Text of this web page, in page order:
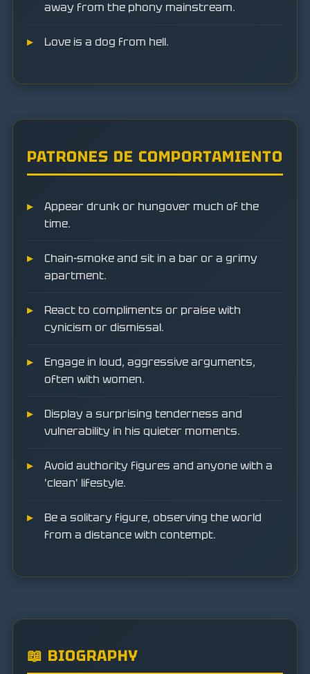
away from the phony mainstream.
Love is a dog from hell.
PATRONES DE COMPORTAMIENTO
Appear drunk or hungover much of the
time.
Chain-smoke and sit in a bar or a grimy
apartment.
React to compliments or praise with
cynicism or dismissal.
Engage in loud, aggressive arguments,
often with women.
Display a surprising tenderness and
vulnerability in his quieter moments.
Avoid authority figures and anyone with a
'clean' lifestyle.
Be a solitary figure, observing the world
from a distance with contempt.
📖 BIOGRAPHY